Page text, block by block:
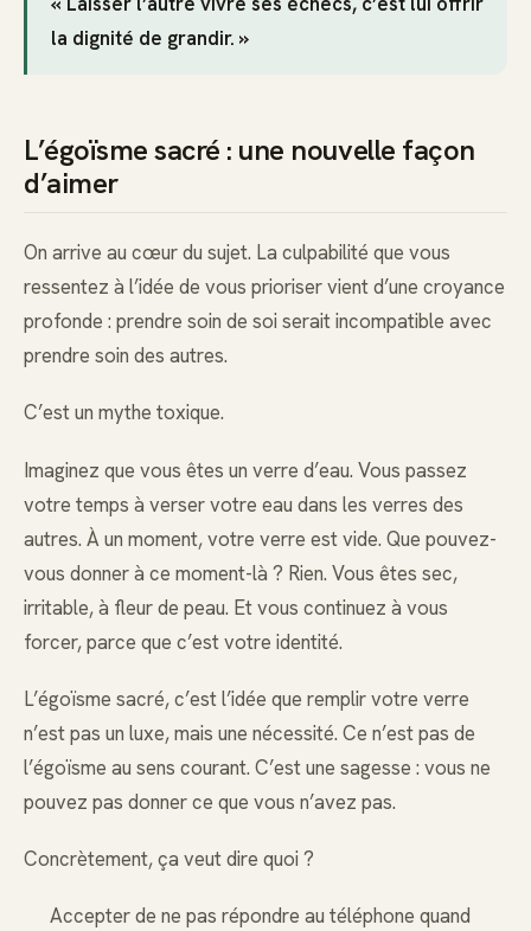
la dignité de grandir. »
L’égoïsme sacré : une nouvelle façon
d’aimer
On arrive au cœur du sujet. La culpabilité que vous
ressentez à l’idée de vous prioriser vient d’une croyance
profonde : prendre soin de soi serait incompatible avec
prendre soin des autres.
C’est un mythe toxique.
Imaginez que vous êtes un verre d’eau. Vous passez
votre temps à verser votre eau dans les verres des
autres. À un moment, votre verre est vide. Que pouvez-
vous donner à ce moment-là ? Rien. Vous êtes sec,
irritable, à fleur de peau. Et vous continuez à vous
forcer, parce que c’est votre identité.
L’égoïsme sacré, c’est l’idée que remplir votre verre
n’est pas un luxe, mais une nécessité. Ce n’est pas de
l’égoïsme au sens courant. C’est une sagesse : vous ne
pouvez pas donner ce que vous n’avez pas.
Concrètement, ça veut dire quoi ?
Accepter de ne pas répondre au téléphone quand